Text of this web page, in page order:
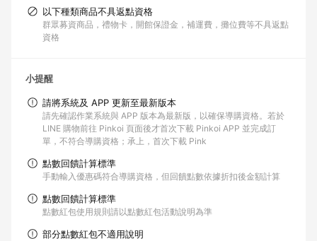
以下種類商品不具返點資格
群眾募資商品，禮物卡，開館保證金，補運費，攤位費等不具返點
資格
小提醒
請將系統及 APP 更新至最新版本
請先確認作業系統與 APP 版本為最新版，以確保導購資格。若於
LINE 購物前往 Pinkoi 頁面後才首次下載 Pinkoi APP 並完成訂
單，不符合導購資格；承上，首次下載 Pink
點數回饋計算標準
手動輸入優惠碼符合導購資格，但回饋點數依據折扣後金額計算
點數回饋計算標準
點數紅包使用規則請以點數紅包活動說明為準
部分點數紅包不適用說明